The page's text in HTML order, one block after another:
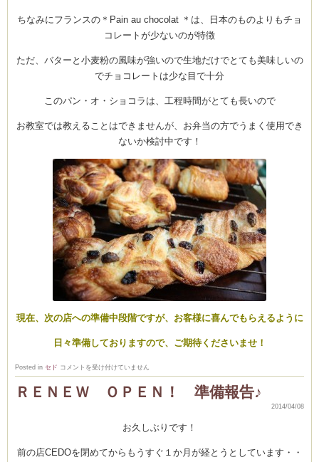
ちなみにフランスの＊Pain au chocolat ＊は、日本のものよりもチョ
コレートが少ないのが特徴
ただ、バターと小麦粉の風味が強いので生地だけでとても美味しいの
でチョコレートは少な目で十分
このパン・オ・ショコラは、工程時間がとても長いので
お教室では教えることはできませんが、お弁当の方でうまく使用でき
ないか検討中です！
現在、次の店への準備中段階ですが、お客様に喜んでもらえるように
日々準備しておりますので、ご期待くださいませ！
Posted in セド Pain
パ
ン・
♪
は
コメントを受け付けていません
ＲＥＮＥＷ ＯＰＥＮ！ 準備報告♪
2014/04/08
お久しぶりです！
前の店CEDOを閉めてからもうすぐ１か月が経とうとしています・・